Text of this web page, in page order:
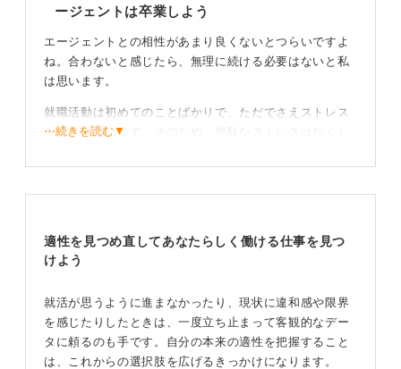
ージェントは卒業しよう
エージェントとの相性があまり良くないとつらいですよ
ね。合わないと感じたら、無理に続ける必要はないと私
は思います。
就職活動は初めてのことばかりで、ただでさえストレス
を感じやすいです。そのため、無駄なストレスはなくし
択も大切だと思います。
足を運び、実際に会社の人と話してみる、といった方法
があるため、自分に合った方法を探してみましょう。
報を得ることで、より納得のいく就職活動ができるだろ
うということです。
⋯続きを読む▼
適性を見つめ直してあなたらしく働ける仕事を見つ
けよう
就活が思うように進まなかったり、現状に違和感や限界
を感じたりしたときは、一度立ち止まって客観的なデー
タに頼るのも手です。自分の本来の適性を把握すること
は、これからの選択肢を広げるきっかけになります。